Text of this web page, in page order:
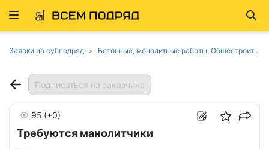
Развернуть
Заявки на субподряд Бетонные, монолитные работы, Общестроительные работы в Ханты-Мансийском автономном округе
Подписаться на заказчика
Требуются манолитчики
95 (+0)